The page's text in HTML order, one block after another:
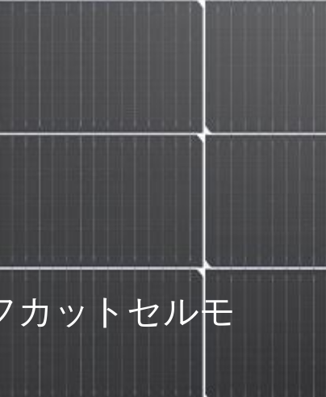
ットセルモ